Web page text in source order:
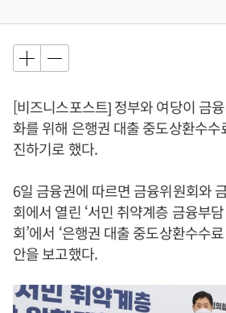
[비즈니스포스트] 정부와 여당이 금
화를 위해 은행권 대출 중도상환수
진하기로 했다.
6일 금융권에 따르면 금융위원회와
회에서 열린 ‘서민 취약계층 금융부
회’에서 ‘은행권 대출 중도상환수수
안을 보고했다.